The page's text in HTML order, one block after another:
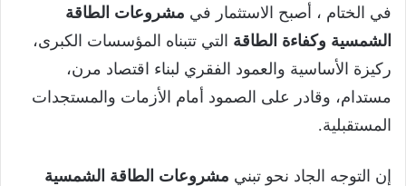
في الختام ، أصبح الاستثمار في مشروعات الطاقة
الشمسية وكفاءة الطاقة التي تتبناه المؤسسات الكبرى،
ركيزة الأساسية والعمود الفقري لبناء اقتصاد مرن،
مستدام، وقادر على الصمود أمام الأزمات والمستجدات
المستقبلية.
إن التوجه الجاد نحو تبني مشروعات الطاقة الشمسية